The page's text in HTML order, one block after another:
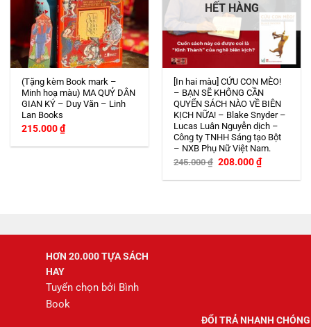
(Tặng kèm Book mark –
Minh hoạ màu) MA QUỶ DÂN
GIAN KÝ – Duy Văn – Linh
Lan Books
215.000₫
HẾT HÀNG
[In hai màu] CỨU CON MÈO!
– BẠN SẼ KHÔNG CẦN
QUYỂN SÁCH NÀO VỀ BIÊN
KỊCH NỮA! – Blake Snyder –
Lucas Luân Nguyễn dịch –
Công ty TNHH Sáng tạo Bột
– NXB Phụ Nữ Việt Nam.
245.000₫ Giá
là:
208.000₫Giá
hiện
tại
HƠN 20.000 TỰA SÁCH
HAY
Tuyển chọn bởi Bình
Book
ĐỔI TRẢ NHANH CHÓNG